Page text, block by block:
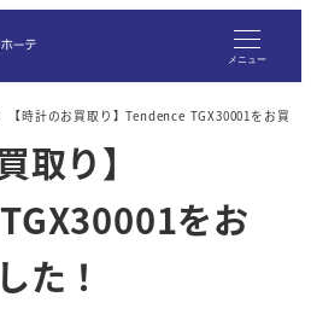
メニュー
【時計のお買取り】Tendence TGX30001をお買
取り】
をお
た！